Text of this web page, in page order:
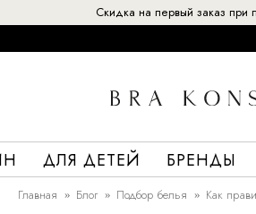
Скидка на первый заказ при
ДЛЯ ДЕТЕЙ БРЕНДЫ
Главная Блог Подбор белья Как